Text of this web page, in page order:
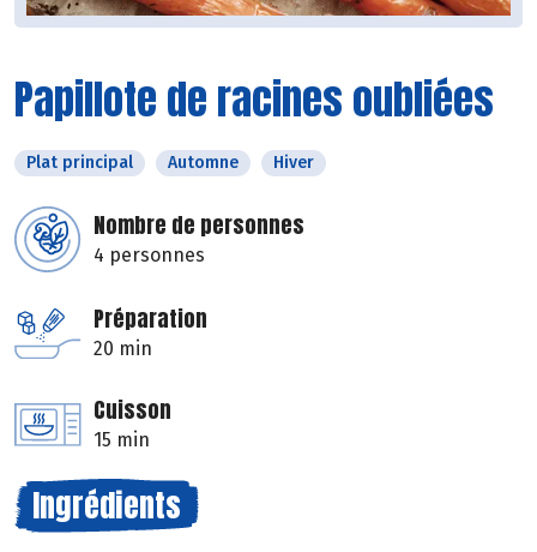
Papillote de racines oubliées
Plat principal Automne Hiver
Nombre de personnes
4 personnes
Préparation
20 min
Cuisson
15 min
Ingrédients